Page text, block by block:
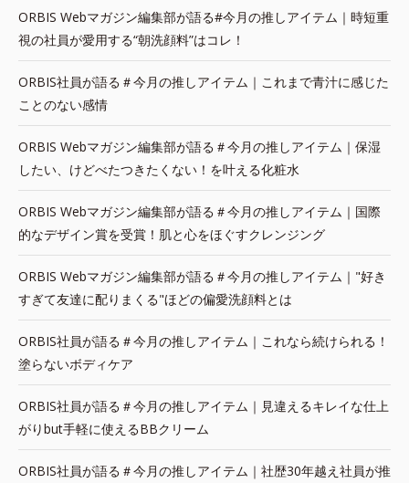
ORBIS Webマガジン編集部が語る#今月の推しアイテム｜時短重
視の社員が愛用する“朝洗顔料”はコレ！
ORBIS社員が語る＃今月の推しアイテム｜これまで青汁に感じた
ことのない感情
ORBIS Webマガジン編集部が語る＃今月の推しアイテム｜保湿
したい、けどべたつきたくない！を叶える化粧水
ORBIS Webマガジン編集部が語る＃今月の推しアイテム｜国際
的なデザイン賞を受賞！肌と心をほぐすクレンジング
ORBIS Webマガジン編集部が語る＃今月の推しアイテム｜"好き
すぎて友達に配りまくる"ほどの偏愛洗顔料とは
ORBIS社員が語る＃今月の推しアイテム｜これなら続けられる！
塗らないボディケア
ORBIS社員が語る＃今月の推しアイテム｜見違えるキレイな仕上
がりbut手軽に使えるBBクリーム
ORBIS社員が語る＃今月の推しアイテム｜社歴30年越え社員が推